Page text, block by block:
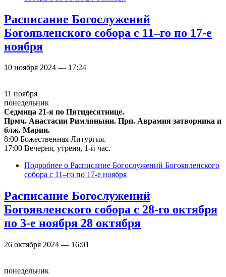
Расписание Богослужений
Богоявленского собора с 11–го по 17-е
ноября
10 ноября 2024 — 17:24
11 ноября
понедельник
Седмица 21-я по Пятидесятнице.
Прмч. Анастасии Римляныни. Прп. Аврамия затворника и
блж. Марии.
8:00 Божественная Литургия.
17:00 Вечерня, утреня, 1-й час.
Подробнее о Расписание Богослужений Богоявленского
собора с 11–го по 17-е ноября
Расписание Богослужений
Богоявленского собора с 28-го октября
по 3-е ноября 28 октября
26 октября 2024 — 16:01
понедельник